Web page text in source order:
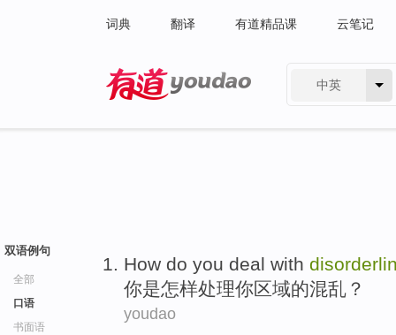
词典 翻译 有道精品课 云笔记
中英
双语例句
全部
口语
书面语
How do you deal with
你是怎样处理你区域的混乱？
youdao